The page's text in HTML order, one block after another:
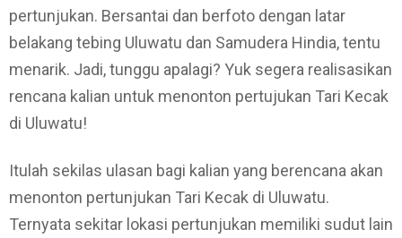
pertunjukan. Bersantai dan berfoto dengan latar
belakang tebing Uluwatu dan Samudera Hindia, tentu
menarik. Jadi, tunggu apalagi? Yuk segera realisasikan
rencana kalian untuk menonton pertujukan Tari Kecak
di Uluwatu!
Itulah sekilas ulasan bagi kalian yang berencana akan
menonton pertunjukan Tari Kecak di Uluwatu.
Ternyata sekitar lokasi pertunjukan memiliki sudut lain